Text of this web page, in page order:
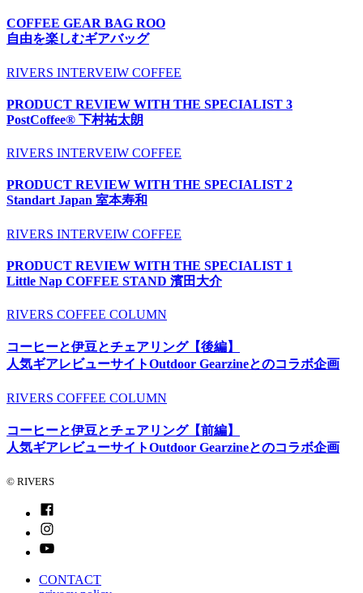
COFFEE GEAR BAG ROO
自由を楽しむギアバッグ
RIVERS INTERVEIW COFFEE
PRODUCT REVIEW WITH THE SPECIALIST 3
PostCoffee® 下村祐太朗
RIVERS INTERVEIW COFFEE
PRODUCT REVIEW WITH THE SPECIALIST 2
Standart Japan 室本寿和
RIVERS INTERVEIW COFFEE
PRODUCT REVIEW WITH THE SPECIALIST 1
Little Nap COFFEE STAND 濱田大介
RIVERS COFFEE COLUMN
コーヒーと伊豆とチェアリング【後編】
人気ギアレビューサイトOutdoor Gearzineとのコラボ企画
RIVERS COFFEE COLUMN
コーヒーと伊豆とチェアリング【前編】
人気ギアレビューサイトOutdoor Gearzineとのコラボ企画
© RIVERS
CONTACT